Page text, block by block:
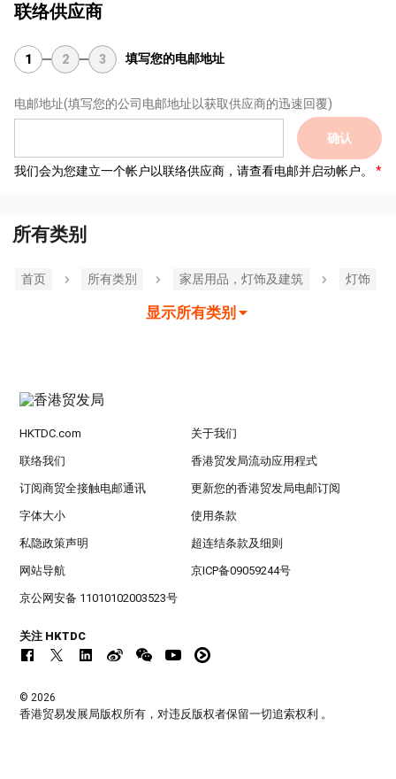
联络供应商
1 2 3 填写您的电邮地址
电邮地址(填写您的公司电邮地址以获取供应商的迅速回覆)
确认
我们会为您建立一个帐户以联络供应商，请查看电邮并启动帐户。
所有类别
首页 所有类別 家居用品，灯饰及建筑 灯饰
显示所有类别
HKTDC.com 关于我们
联络我们 香港贸发局流动应用程式
订阅商贸全接触电邮通讯 更新您的香港贸发局电邮订阅
字体大小 使用条款
私隐政策声明 超连结条款及细则
网站导航 京ICP备09059244号
京公网安备 11010102003523号
关注 HKTDC
© 2026
香港贸易发展局版权所有，对违反版权者保留一切追索权利 。